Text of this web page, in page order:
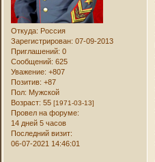
Откуда: Россия
Зарегистрирован: 07-09-2013
Приглашений: 0
Сообщений: 625
Уважение: +807
Позитив: +87
Пол: Мужской
Возраст: 55[1971-03-13]
Провел на форуме:
14 дней 5 часов
Последний визит:
06-07-2021 14:46:01